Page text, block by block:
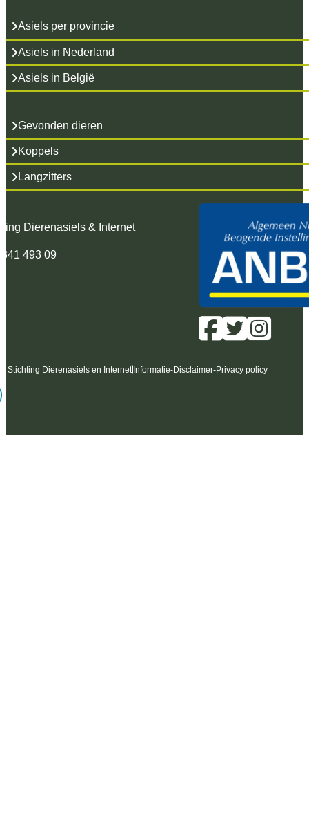
Asiels per provincie
Asiels in Nederland
Asiels in België
Gevonden dieren
Koppels
Langzitters
Dierenasiels & Internet
493 09
Stichting Dierenasiels en Internet Informatie-Disclaimer-Privacy policy